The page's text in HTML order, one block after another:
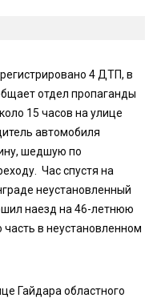
4 ДТП, в
отдел пропаганды
15 часов на улице
автомобиля
шедшую по
Час спустя на
неустановленный
наезд на 46-летнюю
в неустановленном
Гайдара областного